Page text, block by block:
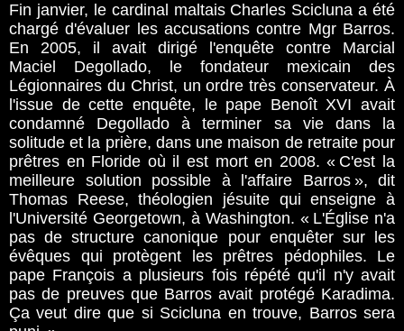
Fin janvier, le cardinal maltais Charles Scicluna a été
chargé d'évaluer les accusations contre Mgr Barros.
En 2005, il avait dirigé l'enquête contre Marcial
Maciel Degollado, le fondateur mexicain des
Légionnaires du Christ, un ordre très conservateur. À
l'issue de cette enquête, le pape Benoît XVI avait
condamné Degollado à terminer sa vie dans la
solitude et la prière, dans une maison de retraite pour
prêtres en Floride où il est mort en 2008. « C'est la
meilleure solution possible à l'affaire Barros », dit
Thomas Reese, théologien jésuite qui enseigne à
l'Université Georgetown, à Washington. « L'Église n'a
pas de structure canonique pour enquêter sur les
évêques qui protègent les prêtres pédophiles. Le
pape François a plusieurs fois répété qu'il n'y avait
pas de preuves que Barros avait protégé Karadima.
Ça veut dire que si Scicluna en trouve, Barros sera